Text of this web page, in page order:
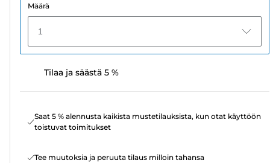
Määrä
1
Tilaa ja säästä 5 %
Saat 5 % alennusta kaikista mustetilauksista, kun otat käyttöön
toistuvat toimitukset
Tee muutoksia ja peruuta tilaus milloin tahansa